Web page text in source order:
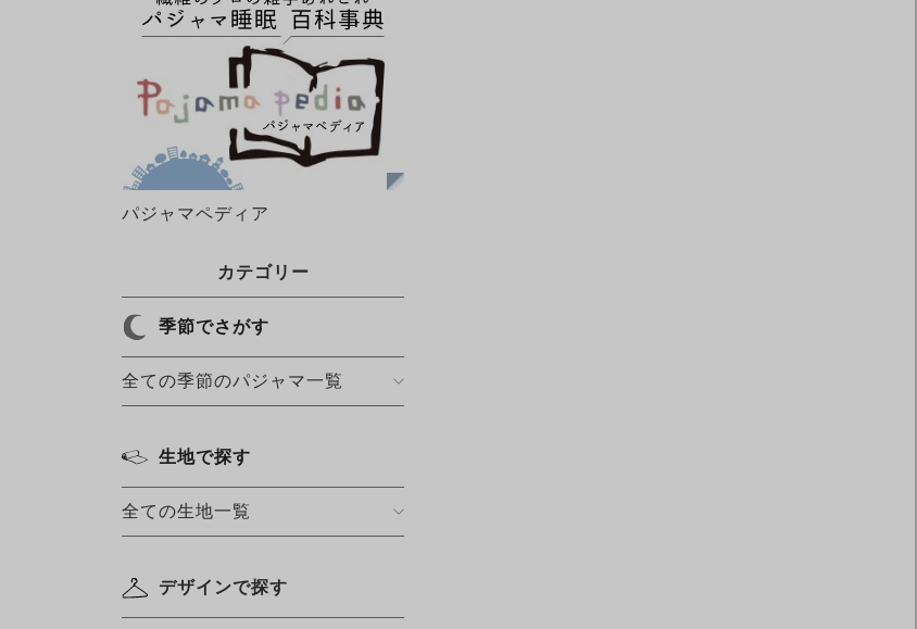
パジャマペディア
カテゴリー
季節でさがす
全ての季節のパジャマ一覧
生地で探す
全ての生地一覧
デザインで探す